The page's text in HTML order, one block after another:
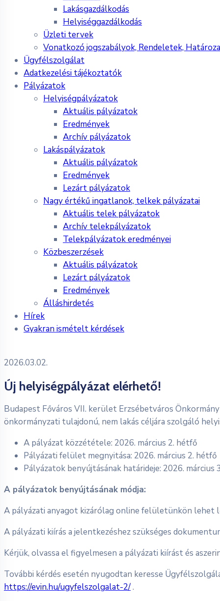
Lakásgazdálkodás
Helyiséggazdálkodás
Üzleti tervek
Vonatkozó jogszabályok, Rendeletek,
Ügyfélszolgálat
Adatkezelési tájékoztatók
Pályázatok
Helyiségpályázatok
Aktuális pályázatok
Eredmények
Archív pályázatok
Lakáspályázatok
Aktuális pályázatok
Eredmények
Lezárt pályázatok
Nagy értékű ingatlanok, telkek pályázatai
Aktuális telek pályázatok
Archív telekpályázatok
Telekpályázatok eredményei
Közbeszerzések
Aktuális pályázatok
Lezárt pályázatok
Eredmények
Álláshirdetés
Hírek
Gyakran ismételt kérdések
2026.03.02.
Új helyiségpályázat elérhető!
Budapest Főváros VII. kerület Erzsébetváros
önkormányzati tulajdonú, nem lakás céljára szolgáló
A pályázat közzététele: 2026. március 2. hétfő
Pályázati felület megnyitása: 2026. március 2. hétfő
Pályázatok benyújtásának határideje: 2026. március
A pályázatok benyújtásának módja:
A pályázati anyagot kizárólag online felületünkön lehet
A pályázati kiírás a jelentkezéshez szükséges
Kérjük, olvassa el figyelmesen a pályázati kiírást és
További kérdés esetén nyugodtan keresse
https://evin.hu/ugyfelszolgalat-2/.